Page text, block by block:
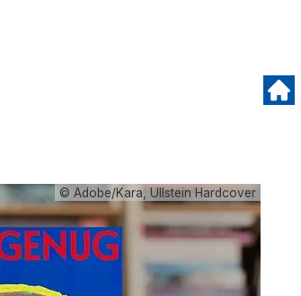
© Adobe/Kara, Ullstein Hardcover